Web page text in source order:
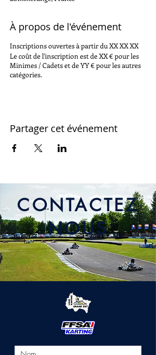
À propos de l'événement
Inscriptions ouvertes à partir du XX XX XX
Le coût de l'inscription est de XX € pour les
Minimes / Cadets et de YY € pour les autres
catégories.
Partager cet événement
CONTACTEZ
NOUS